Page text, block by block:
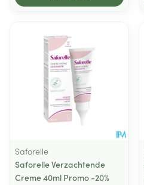
Saforelle
Saforelle Verzachtende
Creme 40ml Promo -20%